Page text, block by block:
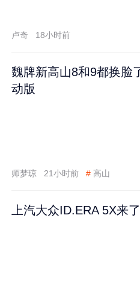
卢奇 18小时前
魏牌新高山8和9都换脸
动版
师梦琼 21小时前 # 高山
上汽大众ID.ERA 5X来